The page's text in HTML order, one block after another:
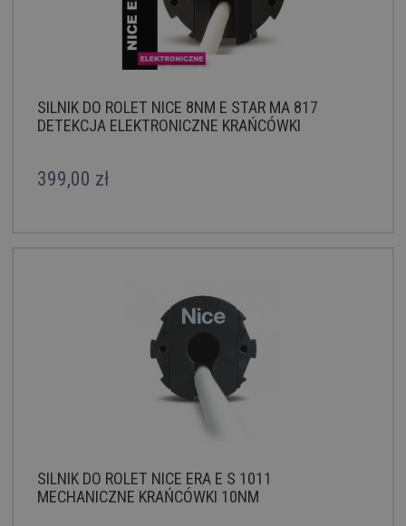
SILNIK DO ROLET NICE 8NM E STAR MA 817
DETEKCJA ELEKTRONICZNE KRAŃCÓWKI
399,00 zł
SILNIK DO ROLET NICE ERA E S 1011
MECHANICZNE KRAŃCÓWKI 10NM